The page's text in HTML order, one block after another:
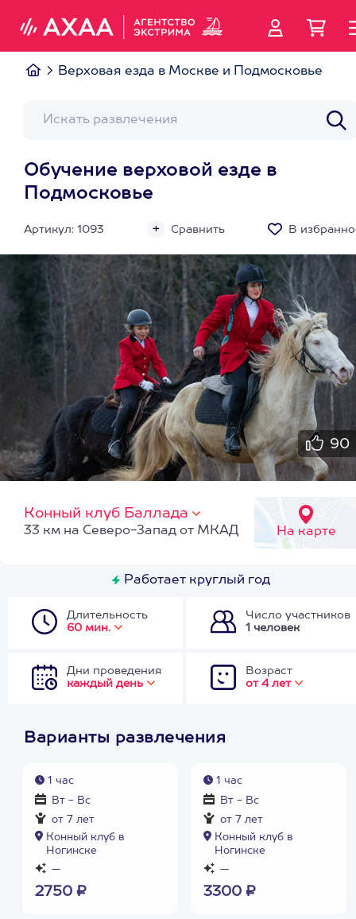
Верховая езда в Москве и Подмосковье
Обучение верховой езде в
Подмосковье
Артикул: 1093 Сравнить В
90
Конный клуб Баллада
На карте
33 км на Северо-Запад от МКАД
Работает круглый год
Длительность
60 мин.
Число участников
1 человек
Дни проведения
каждый день
Возраст
от 4 лет
Варианты развлечения
1 час
Вт - Вс
от 7 лет
Конный клуб в
Ногинске
—
2750 ₽
1 час
Вт - Вс
от 7 лет
Конный клуб в
Ногинске
—
3300 ₽